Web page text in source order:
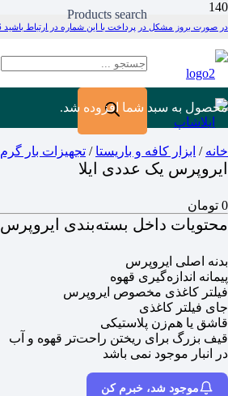
در صورت بروز مشکل در پرداخت با این شماره در ارتباط باشید 09199797956
Products search
محصول به سبد شما افزوده شد.
خانه / ابزار کافه و باریستا / تجهیزات بار گرم
ایروپرس یک عددی ایلا
0 تومان
محتویات داخل بسته‌بندی ایروپرس
بدنه اصلی ایروپرس
پیمانه اندازه‌گیری قهوه
فیلتر کاغذی مخصوص ایروپرس
جای فیلتر کاغذی
قاشق یا هم‌زن پلاستیکی
قیف بزرگ برای ریختن راحت‌تر قهوه و آب
در انبار موجود نمی باشد
موجود شد، خبرم کن